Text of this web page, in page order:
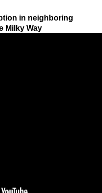
in neighboring
Milky Way